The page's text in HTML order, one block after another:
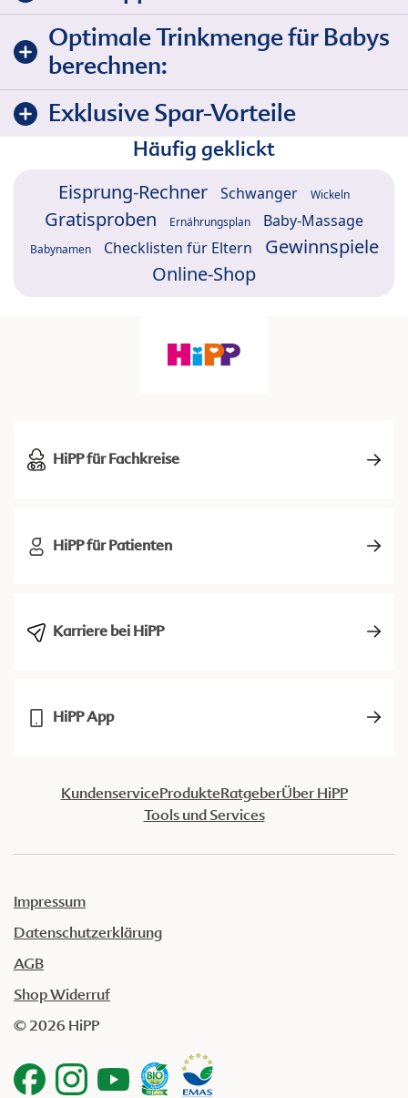
Optimale Trinkmenge für Babys
berechnen:
Exklusive Spar-Vorteile
Häufig geklickt
Eisprung-Rechner Schwanger Wickeln
Gratisproben Ernährungsplan Baby-Massage
Babynamen Checklisten für Eltern
Gewinnspiele
Online-Shop
HiPP für Fachkreise
HiPP für Patienten
Karriere bei HiPP
HiPP App
KundenserviceProdukteRatgeberÜber HiPP
Tools und Services
Impressum
Datenschutzerklärung
AGB
Shop Widerruf
© 2026 HiPP